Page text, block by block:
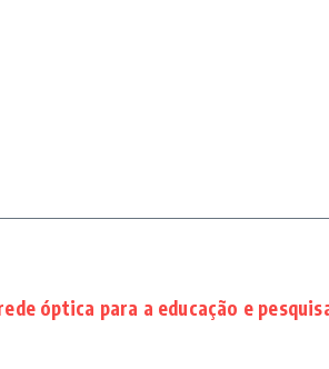
óptica para a educação e